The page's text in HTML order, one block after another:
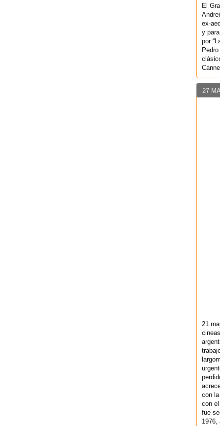
El
ex-
y
por
27
21
con
con
fue
1976,